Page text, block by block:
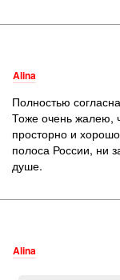
Alina
Полностью
Тоже очень жалею,
просторно и
полоса России, ни
душе.
Alina